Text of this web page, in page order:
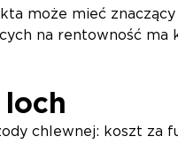
może mieć znaczący
na rentowność ma
chlewnej: koszt za